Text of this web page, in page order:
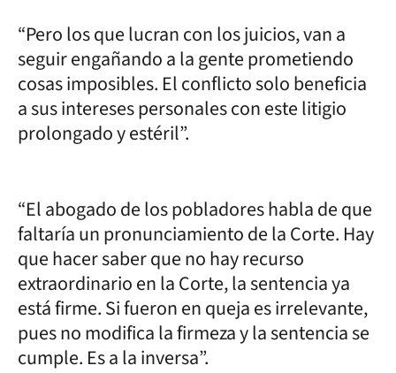
“Pero los que lucran con los juicios, van a
seguir engañando a la gente prometiendo
cosas imposibles. El conflicto solo beneficia
a sus intereses personales con este litigio
prolongado y estéril”.
“El abogado de los pobladores habla de que
faltaría un pronunciamiento de la Corte. Hay
que hacer saber que no hay recurso
extraordinario en la Corte, la sentencia ya
está firme. Si fueron en queja es irrelevante,
pues no modifica la firmeza y la sentencia se
cumple. Es a la inversa”.